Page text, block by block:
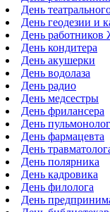
День
День геодезии и
День
День кондитера
День акушерки
День водолаза
День радио
День медсестры
День фрилансера
День
День фармацевта
День
День полярника
День кадровика
День филолога
День